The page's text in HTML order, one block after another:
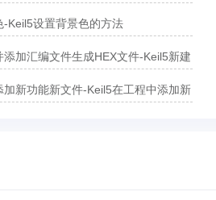
-Keil5设置背景色的方法
加汇编文件生成HEX文件-Keil5新建
加新功能新文件-Keil5在工程中添加新